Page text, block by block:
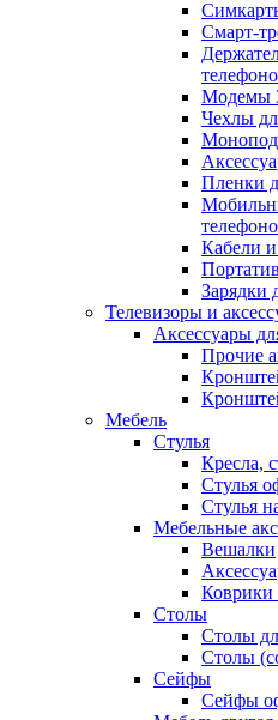
Смарт-
Модемы
Чехлы
Пленки
Кабели
Зарядки
Телевизоры и
Аксессуары
Прочие
Мебель
Стулья
Кресла,
Стулья
Стулья
Мебельные
Вешалки
Коврики
Столы
Столы
Столы
Сейфы
Сейфы